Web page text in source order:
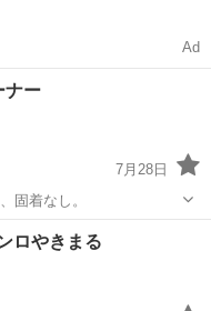
Ad
ナー
7月28日
部、固着なし。
ガスバーナー
ロやきまる